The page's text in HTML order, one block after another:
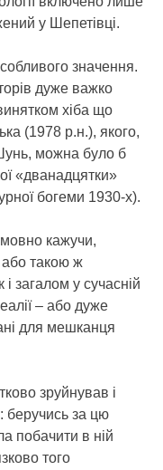
у Шепетівці.
значення.
дуже важко
хіба що
(1978 р.н.), якого,
можна було б
«дванадцятки»
богеми 1930-х).
кажучи,
або такою ж
загалом у сучасній
– або дуже
для мешканця
зруйнував і
беручись за цю
побачити в ній
того